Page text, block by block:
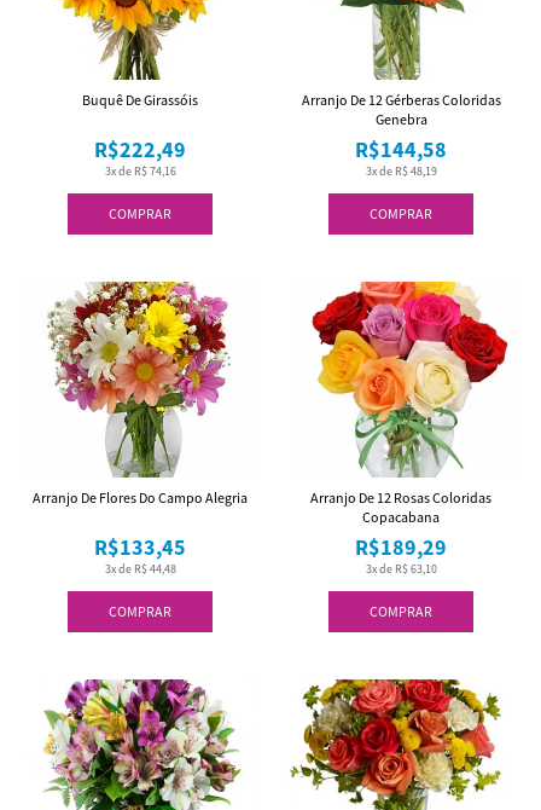
COMPRAR
3x de R$ 74,16
R$222,49
Buquê De Girassóis
COMPRAR
3x de R$ 48,19
R$144,58
Arranjo De 12 Gérberas Coloridas
Genebra
COMPRAR
3x de R$ 44,48
R$133,45
Arranjo De Flores Do Campo Alegria
COMPRAR
3x de R$ 63,10
R$189,29
Arranjo De 12 Rosas Coloridas
Copacabana